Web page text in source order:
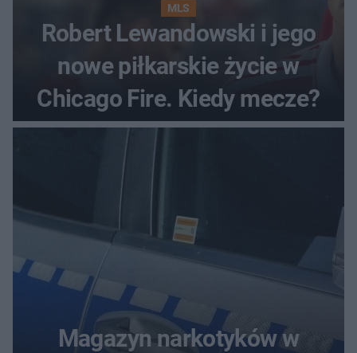
MLS
Robert Lewandowski i jego
nowe piłkarskie życie w
Chicago Fire. Kiedy mecze?
Magazyn narkotyków w